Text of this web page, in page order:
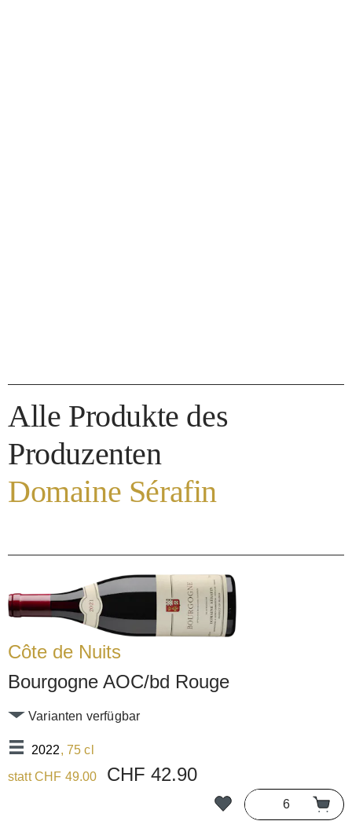
Alle Produkte des
Produzenten
Domaine Sérafin
Côte de Nuits
Bourgogne AOC/bd Rouge
2022, 75 cl
Varianten verfügbar
statt CHF 49.00 CHF 42.90